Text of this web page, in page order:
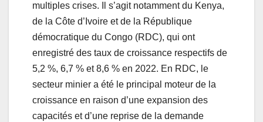
multiples crises. Il s’agit notamment du Kenya,
de la Côte d’Ivoire et de la République
démocratique du Congo (RDC), qui ont
enregistré des taux de croissance respectifs de
5,2 %, 6,7 % et 8,6 % en 2022. En RDC, le
secteur minier a été le principal moteur de la
croissance en raison d’une expansion des
capacités et d’une reprise de la demande